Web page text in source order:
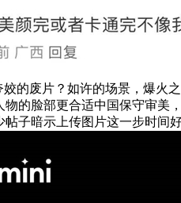
废片？如许的场景，爆火
的脸部更合适中国保守审
子暗示上传图片这一步时间